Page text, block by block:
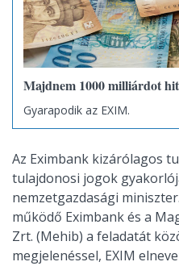
Majdnem 1000 milliárdot
Gyarapodik az EXIM.
Az Eximbank kizárólagos
tulajdonosi jogok
nemzetgazdasági
működő Eximbank és a
Zrt. (Mehib) a feladatát
megjelenéssel, EXIM